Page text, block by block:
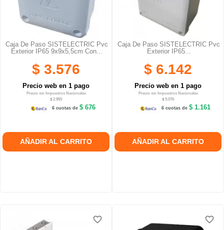
Caja De Paso SISTELECTRIC Pvc
Exterior IP65 9x9x5,5cm Con...
$ 3.576
Precio web en 1 pago
Precio sin Impuestos Nacionales
$ 2.955
6 cuotas de$ 676
AÑADIR AL CARRITO
Caja De Paso SISTELECTRIC Pvc
Exterior IP65...
$ 6.142
Precio web en 1 pago
Precio sin Impuestos Nacionales
$ 5.076
6 cuotas de $ 1.161
AÑADIR AL CARRITO
favorite_border
favorite_border
favorite_border favorite_border
favorite_border
favorite_border